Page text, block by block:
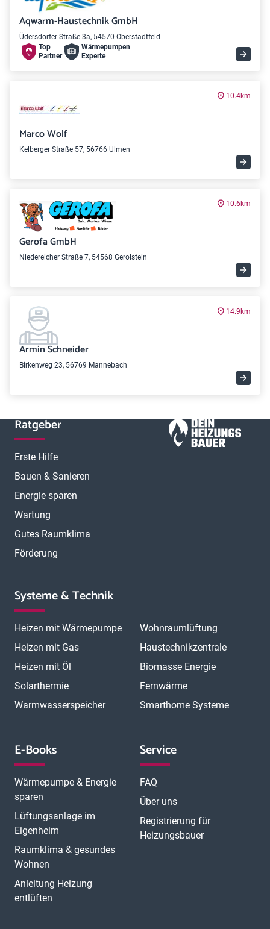
Aqwarm-Haustechnik GmbH
Üdersdorfer Straße 3a, 54570 Oberstadtfeld
Top
Partner
Wärme­pumpen
Experte
10.4km
Marco Wolf
Kelberger Straße 57, 56766 Ulmen
10.6km
Gerofa GmbH
Niedereicher Straße 7, 54568 Gerolstein
14.9km
Armin Schneider
Birkenweg 23, 56769 Mannebach
Ratgeber
Erste Hilfe
Bauen & Sanieren
Energie sparen
Wartung
Gutes Raumklima
Förderung
Systeme & Technik
Heizen mit Wärmepumpe
Heizen mit Gas
Heizen mit Öl
Solarthermie
Warmwasserspeicher
Wohnraumlüftung
Haustechnikzentrale
Biomasse Energie
Fernwärme
Smarthome Systeme
E-Books
Wärmepumpe & Energie
sparen
Lüftungsanlage im
Eigenheim
Raumklima & gesundes
Wohnen
Anleitung Heizung
entlüften
Service
FAQ
Über uns
Registrierung für
Heizungsbauer